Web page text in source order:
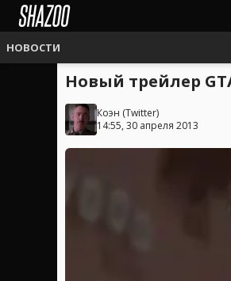
НОВОСТИ
Новый трейлер
Коэн (Twitter)
14:55, 30 апреля 2013